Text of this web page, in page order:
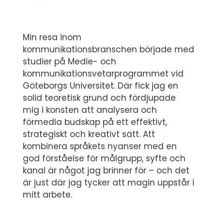
Min resa inom
kommunikationsbranschen började med
studier på Medie- och
kommunikationsvetarprogrammet vid
Göteborgs Universitet. Där fick jag en
solid teoretisk grund och fördjupade
mig i konsten att analysera och
förmedla budskap på ett effektivt,
strategiskt och kreativt sätt. Att
kombinera språkets nyanser med en
god förståelse för målgrupp, syfte och
kanal är något jag brinner för – och det
är just där jag tycker att magin uppstår i
mitt arbete.